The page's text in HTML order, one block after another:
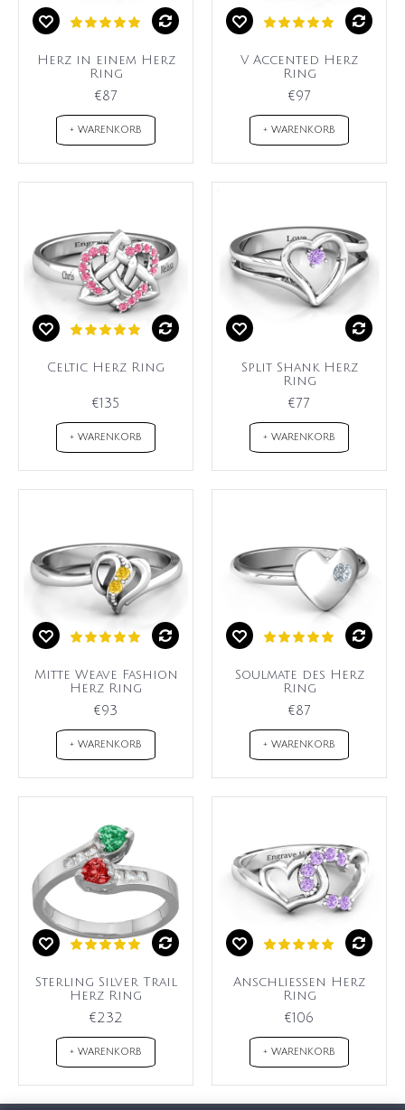
Herz in einem Herz
Ring
€87
+ WARENKORB
V Accented Herz
Ring
€97
+ WARENKORB
Celtic Herz Ring
€135
+ WARENKORB
Split Shank Herz
Ring
€77
+ WARENKORB
Mitte Weave Fashion
Herz Ring
€93
+ WARENKORB
Soulmate des Herz
Ring
€87
+ WARENKORB
Sterling Silver Trail
Herz Ring
€232
+ WARENKORB
Anschließen Herz
Ring
€106
+ WARENKORB